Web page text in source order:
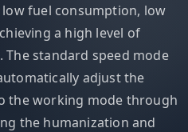
fuel consumption, low
a high level of
standard speed mode
adjust the
the working mode through
the humanization and